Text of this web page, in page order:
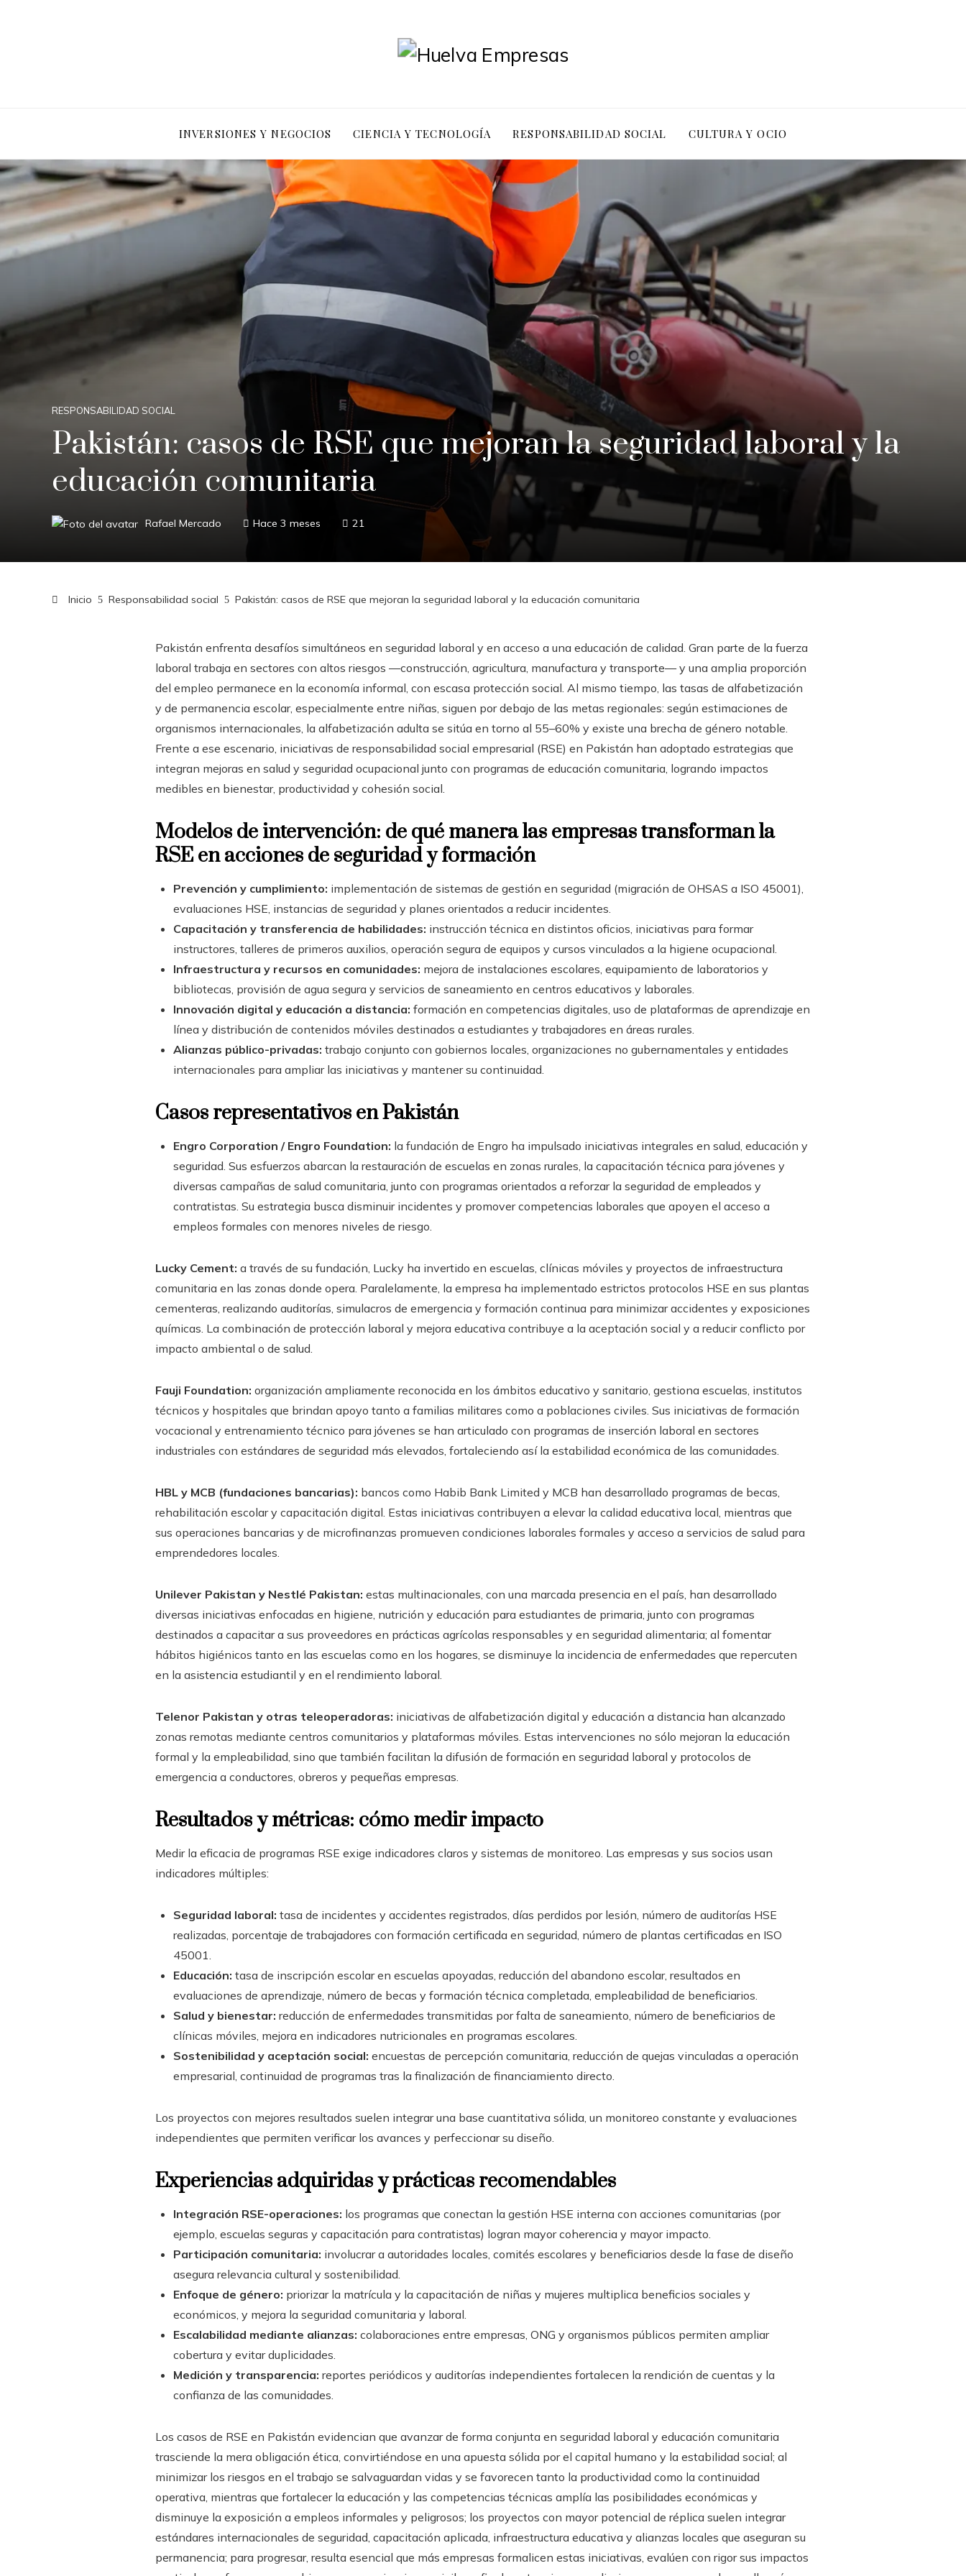
INVERSIONES Y NEGOCIOS CIENCIA Y TECNOLOGÍA RESPONSABILIDAD SOCIAL CULTURA Y OCIO
RESPONSABILIDAD SOCIAL
Pakistán: casos de RSE que mejoran la seguridad laboral y la
educación comunitaria
Rafael Mercado Hace 3 meses 21
Inicio Responsabilidad social Pakistán: casos de RSE que mejoran la seguridad laboral y la educación comunitaria
Pakistán enfrenta desafíos simultáneos en seguridad laboral y en acceso a una educación de calidad. Gran parte de la fuerza
laboral trabaja en sectores con altos riesgos —construcción, agricultura, manufactura y transporte— y una amplia proporción
del empleo permanece en la economía informal, con escasa protección social. Al mismo tiempo, las tasas de alfabetización
y de permanencia escolar, especialmente entre niñas, siguen por debajo de las metas regionales: según estimaciones de
organismos internacionales, la alfabetización adulta se sitúa en torno al 55–60% y existe una brecha de género notable.
Frente a ese escenario, iniciativas de responsabilidad social empresarial (RSE) en Pakistán han adoptado estrategias que
integran mejoras en salud y seguridad ocupacional junto con programas de educación comunitaria, logrando impactos
medibles en bienestar, productividad y cohesión social.
Modelos de intervención: de qué manera las empresas transforman la
RSE en acciones de seguridad y formación
Prevención y cumplimiento: implementación de sistemas de gestión en seguridad (migración de OHSAS a ISO 45001),
evaluaciones HSE, instancias de seguridad y planes orientados a reducir incidentes.
Capacitación y transferencia de habilidades: instrucción técnica en distintos oficios, iniciativas para formar
instructores, talleres de primeros auxilios, operación segura de equipos y cursos vinculados a la higiene ocupacional.
Infraestructura y recursos en comunidades: mejora de instalaciones escolares, equipamiento de laboratorios y
bibliotecas, provisión de agua segura y servicios de saneamiento en centros educativos y laborales.
Innovación digital y educación a distancia: formación en competencias digitales, uso de plataformas de aprendizaje en
línea y distribución de contenidos móviles destinados a estudiantes y trabajadores en áreas rurales.
Alianzas público-privadas: trabajo conjunto con gobiernos locales, organizaciones no gubernamentales y entidades
internacionales para ampliar las iniciativas y mantener su continuidad.
Casos representativos en Pakistán
Engro Corporation / Engro Foundation: la fundación de Engro ha impulsado iniciativas integrales en salud, educación y
seguridad. Sus esfuerzos abarcan la restauración de escuelas en zonas rurales, la capacitación técnica para jóvenes y
diversas campañas de salud comunitaria, junto con programas orientados a reforzar la seguridad de empleados y
contratistas. Su estrategia busca disminuir incidentes y promover competencias laborales que apoyen el acceso a
empleos formales con menores niveles de riesgo.
Lucky Cement: a través de su fundación, Lucky ha invertido en escuelas, clínicas móviles y proyectos de infraestructura
comunitaria en las zonas donde opera. Paralelamente, la empresa ha implementado estrictos protocolos HSE en sus plantas
cementeras, realizando auditorías, simulacros de emergencia y formación continua para minimizar accidentes y exposiciones
químicas. La combinación de protección laboral y mejora educativa contribuye a la aceptación social y a reducir conflicto por
impacto ambiental o de salud.
Fauji Foundation: organización ampliamente reconocida en los ámbitos educativo y sanitario, gestiona escuelas, institutos
técnicos y hospitales que brindan apoyo tanto a familias militares como a poblaciones civiles. Sus iniciativas de formación
vocacional y entrenamiento técnico para jóvenes se han articulado con programas de inserción laboral en sectores
industriales con estándares de seguridad más elevados, fortaleciendo así la estabilidad económica de las comunidades.
HBL y MCB (fundaciones bancarias): bancos como Habib Bank Limited y MCB han desarrollado programas de becas,
rehabilitación escolar y capacitación digital. Estas iniciativas contribuyen a elevar la calidad educativa local, mientras que
sus operaciones bancarias y de microfinanzas promueven condiciones laborales formales y acceso a servicios de salud para
emprendedores locales.
Unilever Pakistan y Nestlé Pakistan: estas multinacionales, con una marcada presencia en el país, han desarrollado
diversas iniciativas enfocadas en higiene, nutrición y educación para estudiantes de primaria, junto con programas
destinados a capacitar a sus proveedores en prácticas agrícolas responsables y en seguridad alimentaria; al fomentar
hábitos higiénicos tanto en las escuelas como en los hogares, se disminuye la incidencia de enfermedades que repercuten
en la asistencia estudiantil y en el rendimiento laboral.
Telenor Pakistan y otras teleoperadoras: iniciativas de alfabetización digital y educación a distancia han alcanzado
zonas remotas mediante centros comunitarios y plataformas móviles. Estas intervenciones no sólo mejoran la educación
formal y la empleabilidad, sino que también facilitan la difusión de formación en seguridad laboral y protocolos de
emergencia a conductores, obreros y pequeñas empresas.
Resultados y métricas: cómo medir impacto
Medir la eficacia de programas RSE exige indicadores claros y sistemas de monitoreo. Las empresas y sus socios usan
indicadores múltiples:
Seguridad laboral: tasa de incidentes y accidentes registrados, días perdidos por lesión, número de auditorías HSE
realizadas, porcentaje de trabajadores con formación certificada en seguridad, número de plantas certificadas en ISO
45001.
Educación: tasa de inscripción escolar en escuelas apoyadas, reducción del abandono escolar, resultados en
evaluaciones de aprendizaje, número de becas y formación técnica completada, empleabilidad de beneficiarios.
Salud y bienestar: reducción de enfermedades transmitidas por falta de saneamiento, número de beneficiarios de
clínicas móviles, mejora en indicadores nutricionales en programas escolares.
Sostenibilidad y aceptación social: encuestas de percepción comunitaria, reducción de quejas vinculadas a operación
empresarial, continuidad de programas tras la finalización de financiamiento directo.
Los proyectos con mejores resultados suelen integrar una base cuantitativa sólida, un monitoreo constante y evaluaciones
independientes que permiten verificar los avances y perfeccionar su diseño.
Experiencias adquiridas y prácticas recomendables
Integración RSE-operaciones: los programas que conectan la gestión HSE interna con acciones comunitarias (por
ejemplo, escuelas seguras y capacitación para contratistas) logran mayor coherencia y mayor impacto.
Participación comunitaria: involucrar a autoridades locales, comités escolares y beneficiarios desde la fase de diseño
asegura relevancia cultural y sostenibilidad.
Enfoque de género: priorizar la matrícula y la capacitación de niñas y mujeres multiplica beneficios sociales y
económicos, y mejora la seguridad comunitaria y laboral.
Escalabilidad mediante alianzas: colaboraciones entre empresas, ONG y organismos públicos permiten ampliar
cobertura y evitar duplicidades.
Medición y transparencia: reportes periódicos y auditorías independientes fortalecen la rendición de cuentas y la
confianza de las comunidades.
Los casos de RSE en Pakistán evidencian que avanzar de forma conjunta en seguridad laboral y educación comunitaria
trasciende la mera obligación ética, convirtiéndose en una apuesta sólida por el capital humano y la estabilidad social; al
minimizar los riesgos en el trabajo se salvaguardan vidas y se favorecen tanto la productividad como la continuidad
operativa, mientras que fortalecer la educación y las competencias técnicas amplía las posibilidades económicas y
disminuye la exposición a empleos informales y peligrosos; los proyectos con mayor potencial de réplica suelen integrar
estándares internacionales de seguridad, capacitación aplicada, infraestructura educativa y alianzas locales que aseguran su
permanencia; para progresar, resulta esencial que más empresas formalicen estas iniciativas, evalúen con rigor sus impactos